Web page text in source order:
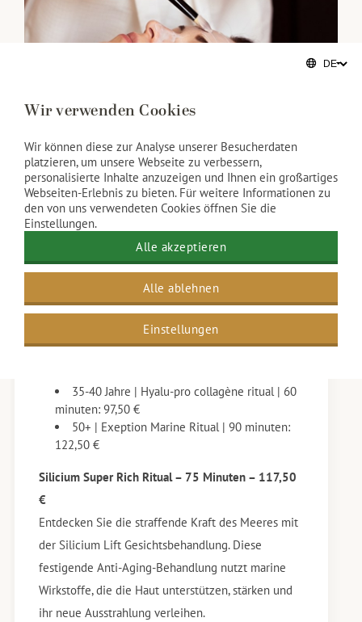
Anti-Aging Behandlungen
Die Anti-Aging Facials richten sich auf die
speziellen Bedürfnisse der alternden Haut in
verschiedenen Altersgruppen. Unsere Anti-Aging
Behandlungen wirken hydrierend, kräftigend und
glättend und durch die Anwendung hochwertiger
Thalgo-Produkte faltenreduzierend.
35-40 Jahre | Hyalu-pro collagène ritual | 60
minuten: 97,50 €
50+ | Exeption Marine Ritual | 90 minuten:
122,50 €
Silicium Super Rich Ritual – 75 Minuten – 117,50
€
Entdecken Sie die straffende Kraft des Meeres mit
der Silicium Lift Gesichtsbehandlung. Diese
festigende Anti-Aging-Behandlung nutzt marine
Wirkstoffe, die die Haut unterstützen, stärken und
ihr neue Ausstrahlung verleihen.
Wir verwenden Cookies
Wir können diese zur Analyse unserer Besucherdaten
platzieren, um unsere Webseite zu verbessern,
personalisierte Inhalte anzuzeigen und Ihnen ein großartiges
Webseiten-Erlebnis zu bieten. Für weitere Informationen zu
den von uns verwendeten Cookies öffnen Sie die
Einstellungen.
Alle akzeptieren
Alle ablehnen
Einstellungen